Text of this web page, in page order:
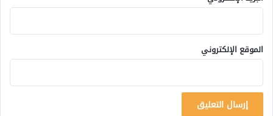
الموقع الإلكتروني